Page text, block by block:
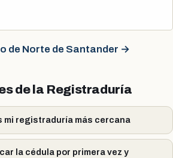
de Norte de Santander →
de la Registraduría
mi registraduría más cercana
la cédula por primera vez y